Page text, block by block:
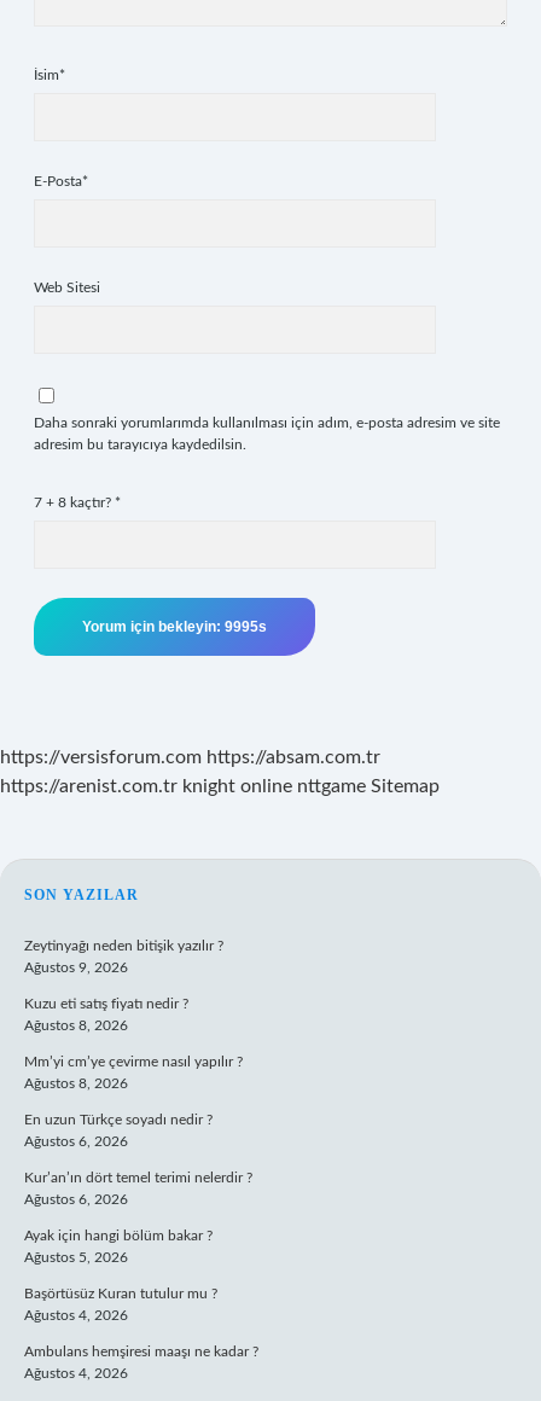
İsim*
E-Posta*
Web Sitesi
Daha sonraki yorumlarımda kullanılması için adım, e-posta adresim ve site
adresim bu tarayıcıya kaydedilsin.
7 + 8 kaçtır? *
https://versisforum.com https://absam.com.tr
https://arenist.com.tr knight online nttgame Sitemap
SIDEBAR
SON YAZILAR
Zeytinyağı neden bitişik yazılır ?
Ağustos 9, 2026
Kuzu eti satış fiyatı nedir ?
Ağustos 8, 2026
Mm’yi cm’ye çevirme nasıl yapılır ?
Ağustos 8, 2026
En uzun Türkçe soyadı nedir ?
Ağustos 6, 2026
Kur’an’ın dört temel terimi nelerdir ?
Ağustos 6, 2026
Ayak için hangi bölüm bakar ?
Ağustos 5, 2026
Başörtüsüz Kuran tutulur mu ?
Ağustos 4, 2026
Ambulans hemşiresi maaşı ne kadar ?
Ağustos 4, 2026